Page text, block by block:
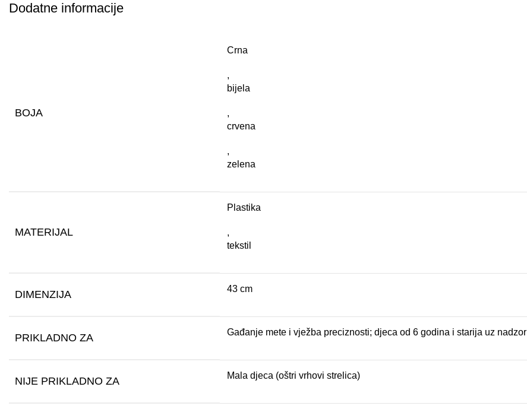
Dodatne informacije
BOJA
Crna
,
bijela
,
crvena
,
zelena
MATERIJAL
Plastika
,
tekstil
DIMENZIJA 43 cm
PRIKLADNO ZA Gađanje mete i vježba preciznosti; djeca od 6 godina i starija uz nadzor
NIJE PRIKLADNO ZA Mala djeca (oštri vrhovi strelica)